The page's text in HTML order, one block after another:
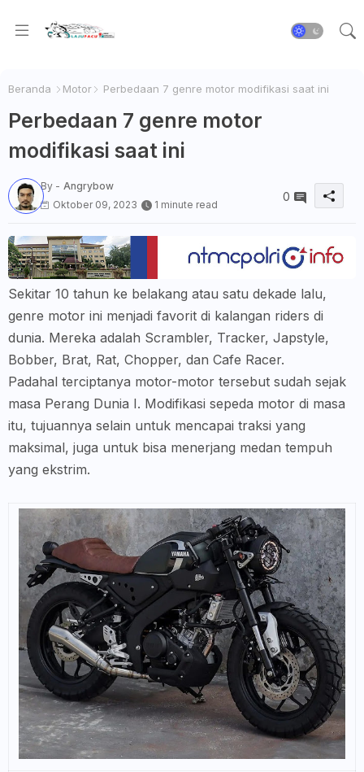
Beranda Motor Perbedaan 7 genre motor modifikasi saat ini
Perbedaan 7 genre motor
modifikasi saat ini
By - Angrybow
Oktober 09, 2023
1 minute read
0
Sekitar 10 tahun ke belakang atau satu dekade lalu,
genre motor ini menjadi favorit di kalangan riders di
dunia. Mereka adalah Scrambler, Tracker, Japstyle,
Bobber, Brat, Rat, Chopper, dan Cafe Racer.
Padahal terciptanya motor-motor tersebut sudah sejak
masa Perang Dunia I. Modifikasi sepeda motor di masa
itu, tujuannya selain untuk mencapai traksi yang
maksimal, juga untuk bisa menerjang medan tempuh
yang ekstrim.